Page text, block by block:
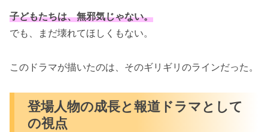
子どもたちは、無邪気じゃない。
でも、まだ壊れてほしくもない。
このドラマが描いたのは、そのギリギリのラインだった。
登場人物の成長と報道ドラマとして
の視点